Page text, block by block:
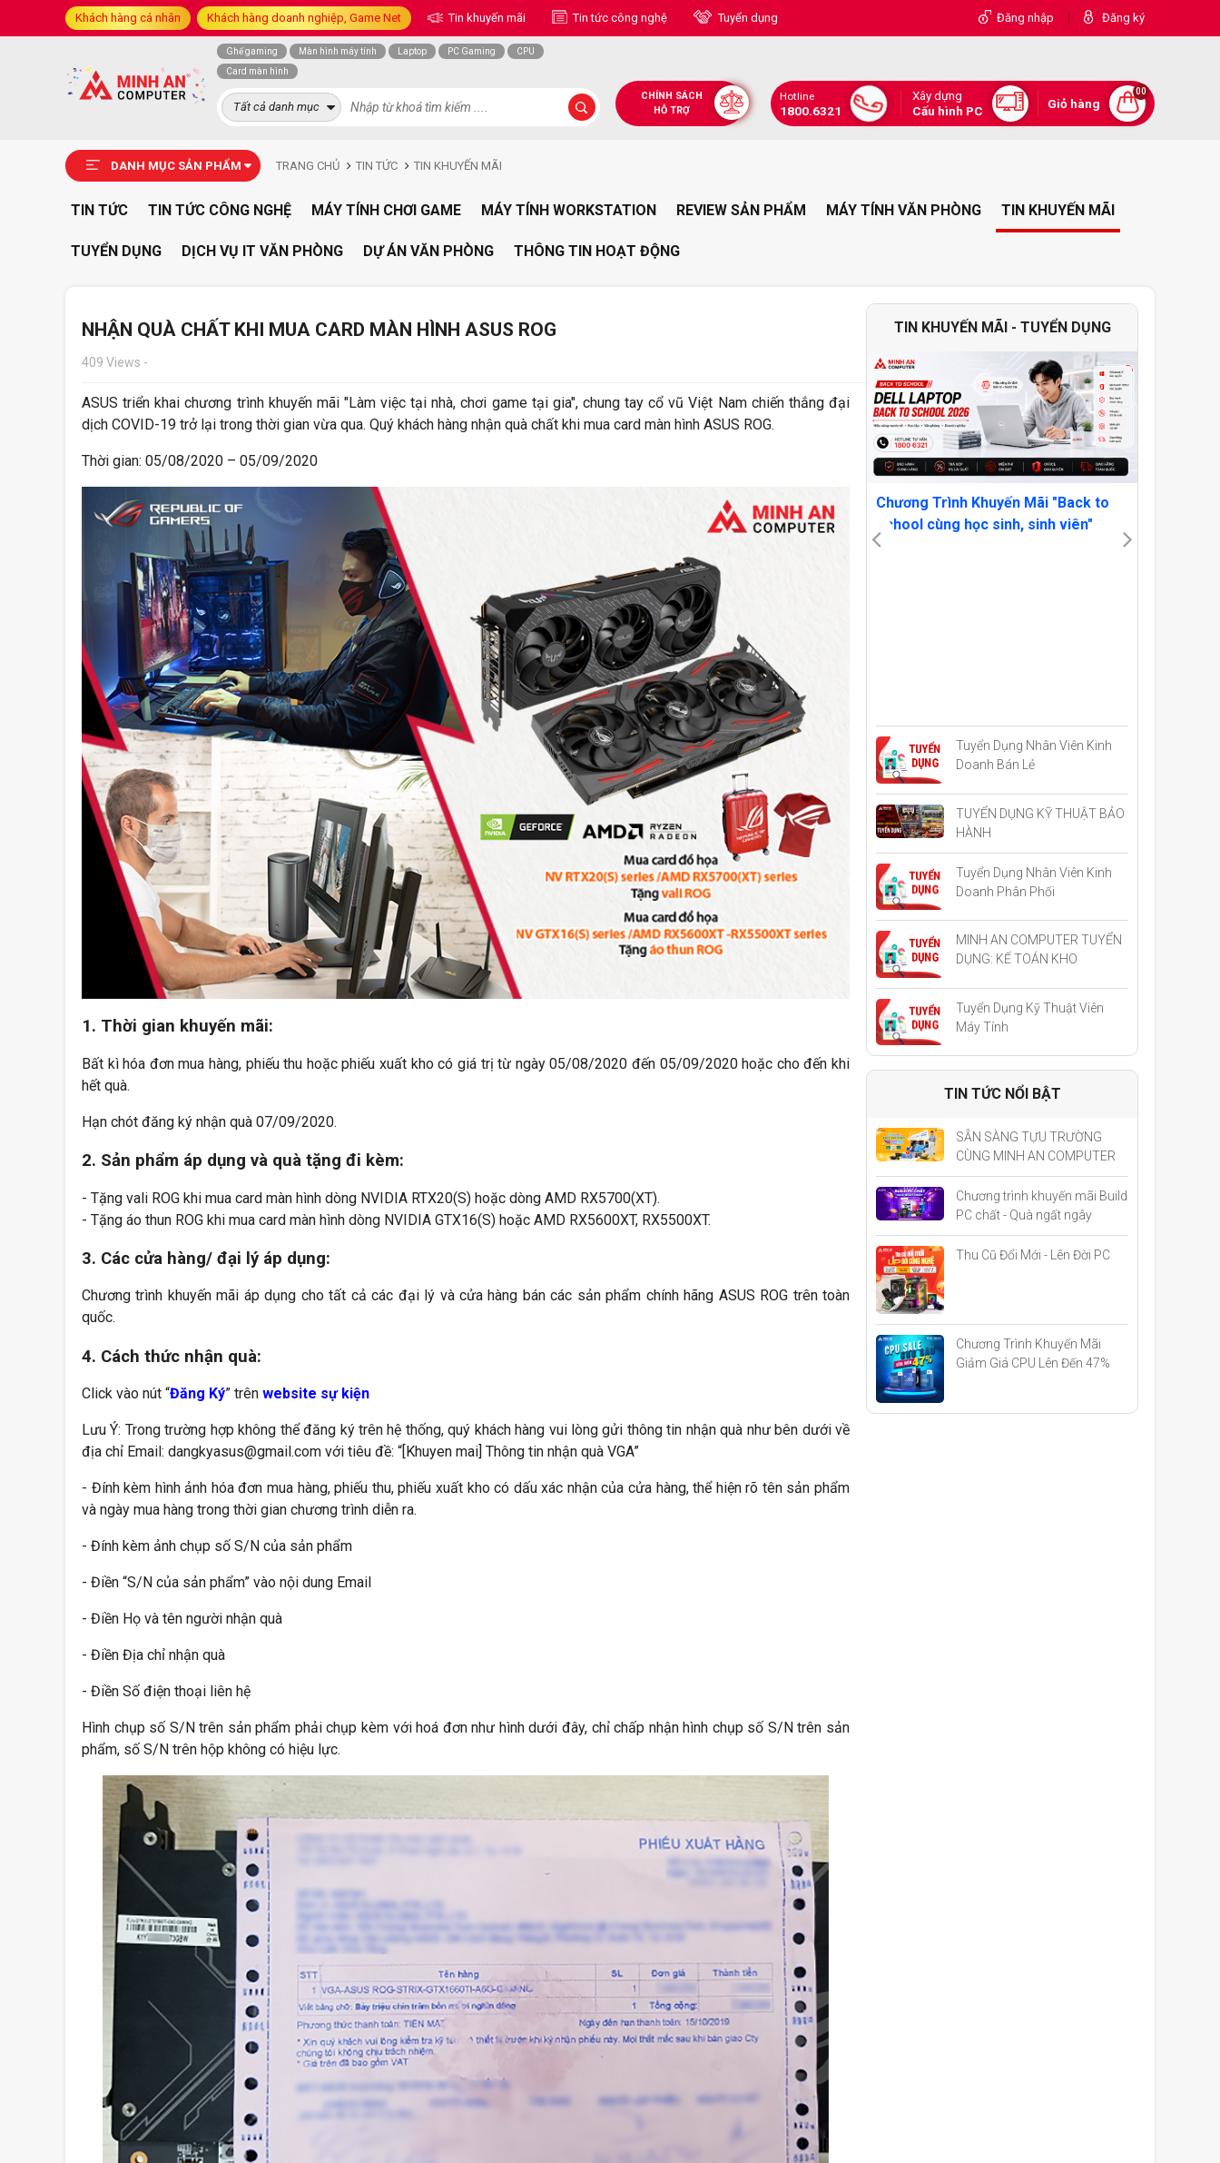
Khách hàng cá nhân Khách hàng doanh nghiệp, Game Net Tin khuyến mãi Tin tức công nghệ Tuyển dụng Đăng nhập | Đăng ký
Ghế gaming Màn hình máy tính Laptop PC Gaming
CPU
Card màn hình
Tất cả danh mục
CHÍNH SÁCH
HỖ TRỢ
Hotline
1800.6321
Xây dựng
Cấu hình PC
Giỏ hàng
00
DANH MỤC SẢN PHẨM TRANG CHỦ TIN TỨC TIN KHUYẾN MÃI
TIN TỨC TIN TỨC CÔNG NGHỆ MÁY TÍNH CHƠI GAME MÁY TÍNH WORKSTATION REVIEW SẢN PHẨM MÁY TÍNH VĂN PHÒNG TIN KHUYẾN MÃI
TUYỂN DỤNG DỊCH VỤ IT VĂN PHÒNG DỰ ÁN VĂN PHÒNG THÔNG TIN HOẠT ĐỘNG
NHẬN QUÀ CHẤT KHI MUA CARD MÀN HÌNH ASUS ROG
409 Views -
ASUS triển khai chương trình khuyến mãi "Làm việc tại nhà, chơi game tại gia", chung tay cổ vũ Việt Nam chiến thắng đại
dịch COVID-19 trở lại trong thời gian vừa qua. Quý khách hàng nhận quà chất khi mua card màn hình ASUS ROG.
Thời gian: 05/08/2020 – 05/09/2020
1. Thời gian khuyến mãi:
Bất kì hóa đơn mua hàng, phiếu thu hoặc phiếu xuất kho có giá trị từ ngày 05/08/2020 đến 05/09/2020 hoặc cho đến khi
hết quà.
Hạn chót đăng ký nhận quà 07/09/2020.
2. Sản phẩm áp dụng và quà tặng đi kèm:
- Tặng vali ROG khi mua card màn hình dòng NVIDIA RTX20(S) hoặc dòng AMD RX5700(XT).
- Tặng áo thun ROG khi mua card màn hình dòng NVIDIA GTX16(S) hoặc AMD RX5600XT, RX5500XT.
3. Các cửa hàng/ đại lý áp dụng:
Chương trình khuyến mãi áp dụng cho tất cả các đại lý và cửa hàng bán các sản phẩm chính hãng ASUS ROG trên toàn
quốc.
4. Cách thức nhận quà:
Click vào nút “Đăng Ký” trên website sự kiện
Lưu Ý: Trong trường hợp không thể đăng ký trên hệ thống, quý khách hàng vui lòng gửi thông tin nhận quà như bên dưới về
địa chỉ Email: dangkyasus@gmail.com với tiêu đề: “[Khuyen mai] Thông tin nhận quà VGA”
- Đính kèm hình ảnh hóa đơn mua hàng, phiếu thu, phiếu xuất kho có dấu xác nhận của cửa hàng, thể hiện rõ tên sản phẩm
và ngày mua hàng trong thời gian chương trình diễn ra.
- Đính kèm ảnh chụp số S/N của sản phẩm
- Điền “S/N của sản phẩm” vào nội dung Email
- Điền Họ và tên người nhận quà
- Điền Địa chỉ nhận quà
- Điền Số điện thoại liên hệ
Hình chụp số S/N trên sản phẩm phải chụp kèm với hoá đơn như hình dưới đây, chỉ chấp nhận hình chụp số S/N trên sản
phẩm, số S/N trên hộp không có hiệu lực.
TIN KHUYẾN MÃI - TUYỂN DỤNG
SẴN SÀNG TỰU TRƯỜNG CÙNG MINH
AN COMPUTER
Nhận ngay tựa game Black Myth:
Wukong khi sắm card đồ họa NVIDIA
Chương trình khuyến mãi Tháng 7
Rực Lửa - Sale Thả Cửa
Chương Trình Khuyến Mãi "Back to
School cùng học sinh, sinh viên"
Tuyển Dụng Nhân Viên Kinh
Doanh Bán Lẻ
TUYỂN DỤNG KỸ THUẬT BẢO
HÀNH
Tuyển Dụng Nhân Viên Kinh
Doanh Phân Phối
MINH AN COMPUTER TUYỂN
DỤNG: KẾ TOÁN KHO
Tuyển Dụng Kỹ Thuật Viên
Máy Tính
TIN TỨC NỔI BẬT
SẴN SÀNG TỰU TRƯỜNG
CÙNG MINH AN COMPUTER
Chương trình khuyến mãi Build
PC chất - Quà ngất ngây
Thu Cũ Đổi Mới - Lên Đời PC
Chương Trình Khuyến Mãi
Giảm Giá CPU Lên Đến 47%